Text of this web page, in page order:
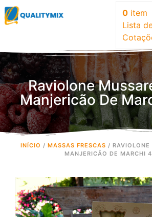
0 item
Lista
Raviolone
Manjericão De
INÍCIO / MASSAS FRESCAS / RAVIOLONE
MANJERICÃO DE MARCHI